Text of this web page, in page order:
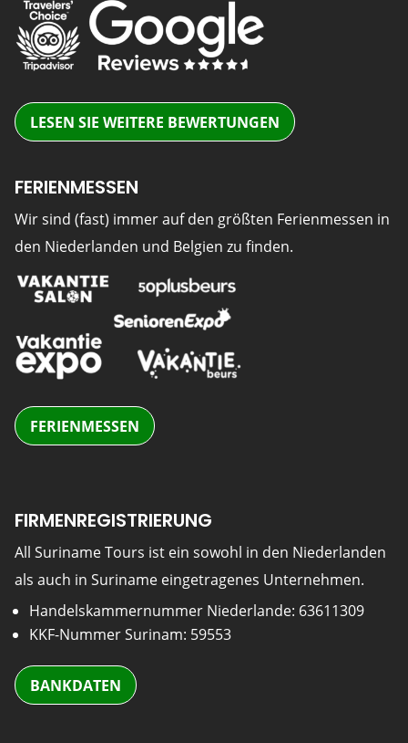
LESEN SIE WEITERE BEWERTUNGEN
FERIENMESSEN
Wir sind (fast) immer auf den größten Ferienmessen in
den Niederlanden und Belgien zu finden.
FERIENMESSEN
FIRMENREGISTRIERUNG
All Suriname Tours ist ein sowohl in den Niederlanden
als auch in Suriname eingetragenes Unternehmen.
Handelskammernummer Niederlande: 63611309
KKF-Nummer Surinam: 59553
BANKDATEN